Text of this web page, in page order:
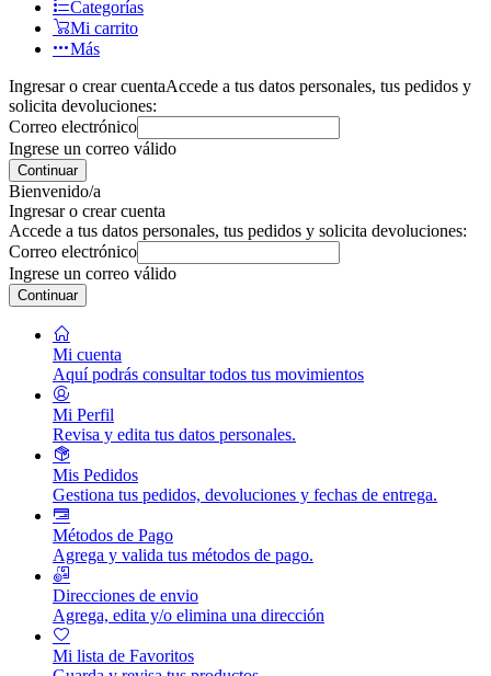
Categorías
Mi carrito
Más
Ingresar o crear cuentaAccede a tus datos personales, tus pedidos y
solicita devoluciones:
Correo electrónico
Ingrese un correo válido
Continuar
Bienvenido/a
Ingresar o crear cuenta
Accede a tus datos personales, tus pedidos y solicita devoluciones:
Correo electrónico
Ingrese un correo válido
Continuar
Mi cuenta
Aquí podrás consultar todos tus movimientos
Mi Perfil
Revisa y edita tus datos personales.
Mis Pedidos
Gestiona tus pedidos, devoluciones y fechas de entrega.
Métodos de Pago
Agrega y valida tus métodos de pago.
Direcciones de envio
Agrega, edita y/o elimina una dirección
Mi lista de Favoritos